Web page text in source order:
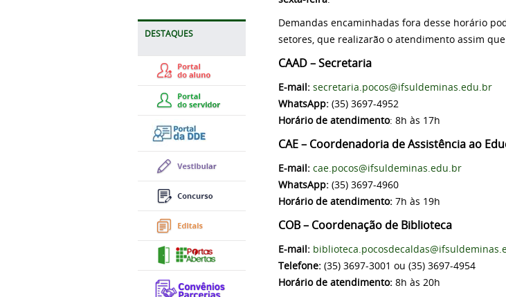
DESTAQUES
Demandas encaminhadas fora desse horário
setores, que realizarão o atendimento assim
CAAD – Secretaria
E-mail: secretaria.pocos@ifsuldeminas.edu.br
WhatsApp: (35) 3697-4952
Horário de atendimento: 8h às 17h
CAE – Coordenadoria de Assistência ao
E-mail: cae.pocos@ifsuldeminas.edu.br
WhatsApp: (35) 3697-4960
Horário de atendimento: 7h às 19h
COB – Coordenação de Biblioteca
E-mail:
Telefone: (35) 3697-3001 ou (35) 3697-4954
Horário de atendimento: 8h às 20h